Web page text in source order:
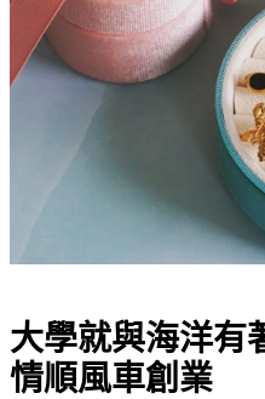
大學就與海洋有
情順風車創業